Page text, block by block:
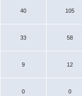
40 105
33 58
9 12
0 0